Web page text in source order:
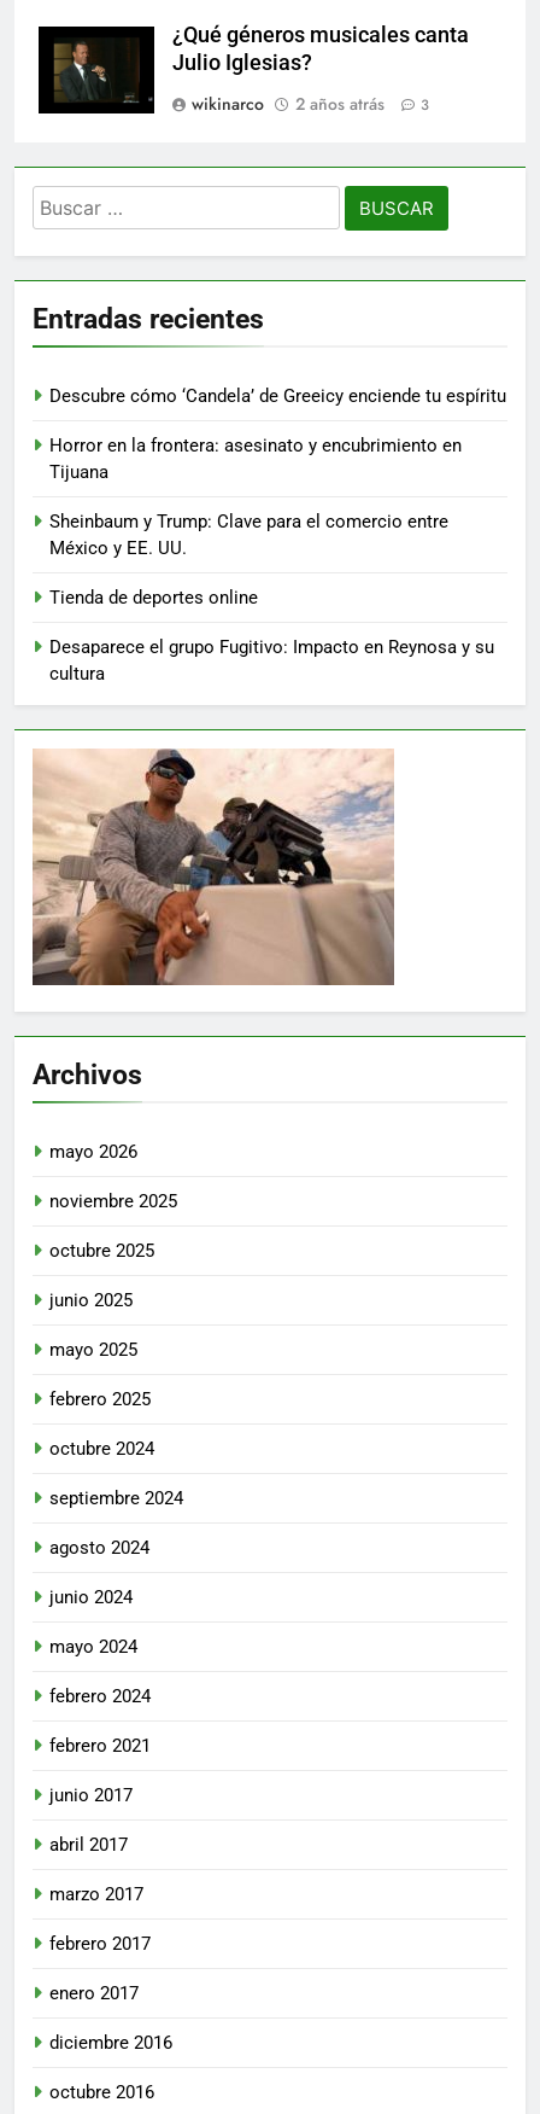
¿Qué géneros musicales canta
Julio Iglesias?
wikinarco
2 años atrás 3
Buscar:
Entradas recientes
Descubre cómo ‘Candela’ de Greeicy enciende tu espíritu
Horror en la frontera: asesinato y encubrimiento en
Tijuana
Sheinbaum y Trump: Clave para el comercio entre
México y EE. UU.
Tienda de deportes online
Desaparece el grupo Fugitivo: Impacto en Reynosa y su
cultura
Archivos
mayo 2026
noviembre 2025
octubre 2025
junio 2025
mayo 2025
febrero 2025
octubre 2024
septiembre 2024
agosto 2024
junio 2024
mayo 2024
febrero 2024
febrero 2021
junio 2017
abril 2017
marzo 2017
febrero 2017
enero 2017
diciembre 2016
octubre 2016